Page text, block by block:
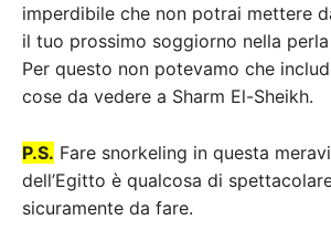
imperdibile che non potrai mettere
il tuo prossimo soggiorno nella
Per questo non potevamo che
cose da vedere a Sharm El-Sheikh.
P.S. Fare snorkeling in questa
dell’Egitto è qualcosa di
sicuramente da fare.